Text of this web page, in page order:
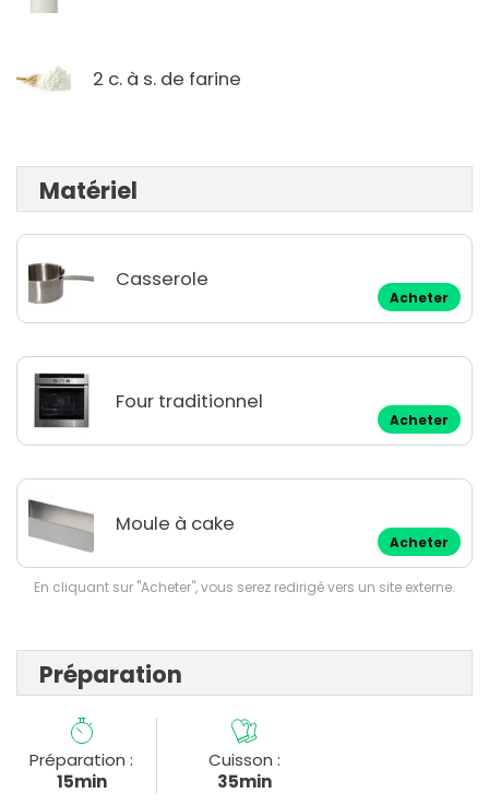
2 c. à s. de farine
Matériel
Casserole
Acheter
Four traditionnel
Acheter
Moule à cake
Acheter
En cliquant sur "Acheter", vous serez redirigé vers un site externe.
Préparation
Préparation :
15min
Cuisson :
35min